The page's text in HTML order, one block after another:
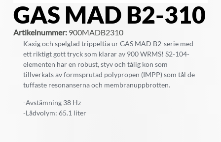
GAS MAD B2-310
Artikelnummer:900MADB2310
Kaxig och spelglad trippeltia ur GAS MAD B2-serie med
ett riktigt gott tryck som klarar av 900 WRMS! S2-104-
elementen har en robust, styv och tålig kon som
tillverkats av formsprutad polypropen (IMPP) som tål de
tuffaste resonanserna och membranuppbrotten.
-Avstämning 38 Hz
-Lådvolym: 65.1 liter